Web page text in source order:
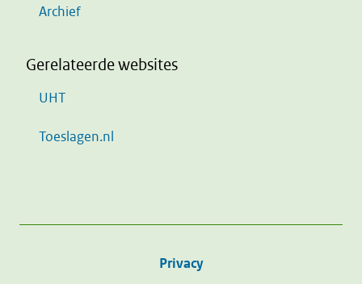
Archief
Gerelateerde websites
UHT
Toeslagen.nl
Privacy